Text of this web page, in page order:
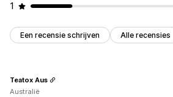
1
Een recensie schrijven Alle recensies
Teatox Aus
Australië